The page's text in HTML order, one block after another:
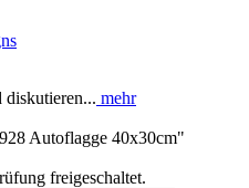
diskutieren... mehr
Autoflagge 40x30cm"
freigeschaltet.